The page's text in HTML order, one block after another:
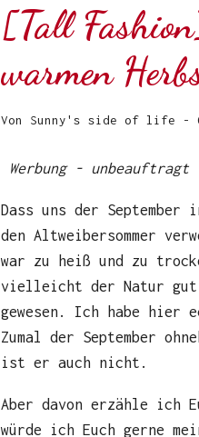
[Tall
warmen
Von Sunny's side of life -
Werbung - unbeauftragt
Dass uns der September
den Altweibersommer
war zu heiß und zu
vielleicht der Natur gut.
gewesen. Ich habe
Zumal der September
ist er auch nicht.
Aber davon erzähle ich
würde ich Euch gerne